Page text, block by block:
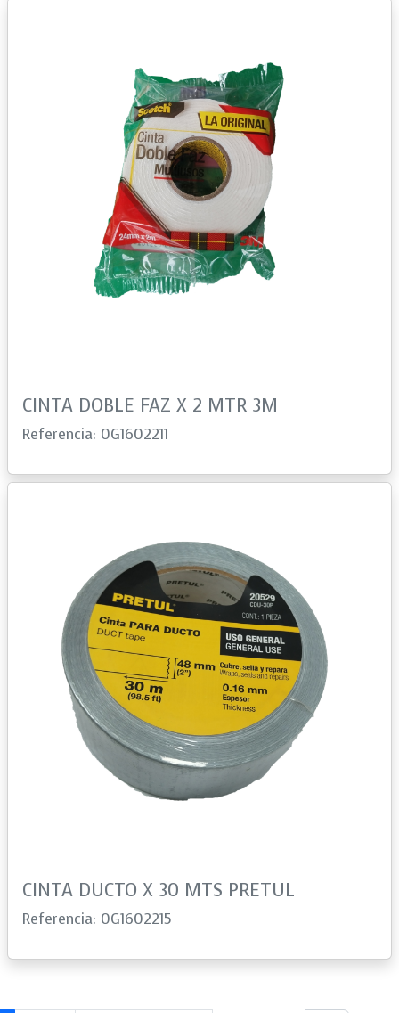
CINTA DOBLE FAZ X 2 MTR 3M
Referencia: 0G1602211
CINTA DUCTO X 30 MTS PRETUL
Referencia: 0G1602215